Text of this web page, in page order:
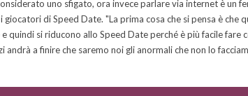
uno sfigato, ora invece parlare via internet è un
di Speed Date. "La prima cosa che si pensa è che
si riducono allo Speed Date perché è più facile fare
a finire che saremo noi gli anormali che non lo